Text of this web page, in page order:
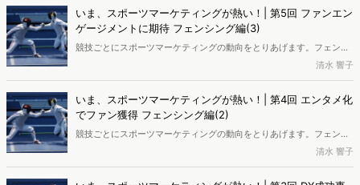
あげたフェンシングに続く2つ目の競技は、バスケットボール。活動
振興団体である公益財団法人日本バスケットボール協会(以下、協会)
とプロリーグ「ジャパン・プロフェッショナル・バスケットボールリ
ーグ(B.LEAGUE)」が一体となってD2Cファンエンゲージメントに挑
み結果を出し続けている、DXベストプラクティスのひとつです。
いま、スポーツマーケティングが熱い！| 第5回 ファンエン
ゲージメントに期待 フェンシング編(3)
競技ごとにスポーツマーケティングの動向をとりあげます。フェンシ
ング編(3)は、ファンエンゲージメントの観点で日本フェンシング協会
の取組みを分析してみます。
清水 響子
いま、スポーツマーケティングが熱い！| 第4回 エンタメ化
でファン獲得 フェンシング編(2)
競技ごとにスポーツマーケティングの動向をとりあげます。フェンシ
ング編(2)では、もう少し詳しく日本フェンシング協会公式サイトのユ
ーザー像を分析してみます。
清水 響子